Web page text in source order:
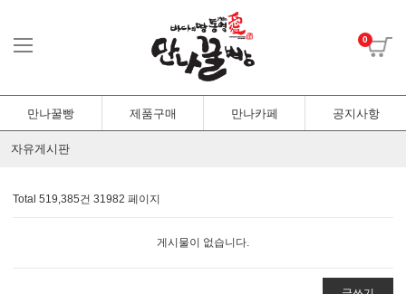
0
만나꿀빵 제품구매 만나카페 공지사항
자유게시판
Total 519,385건 31982 페이지
게시물이 없습니다.